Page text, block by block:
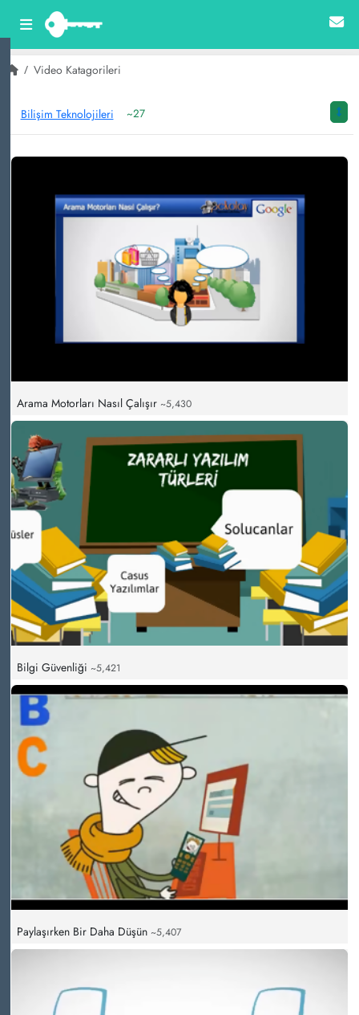
Video Katagorileri
Bilişim Teknolojileri ~27
Arama Motorları Nasıl Çalışır ~5,430
Bilgi Güvenliği ~5,421
Paylaşırken Bir Daha Düşün ~5,407